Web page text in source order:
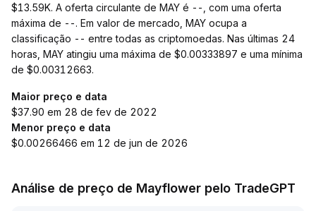
$13.59K. A oferta circulante de MAY é --, com uma oferta
máxima de --. Em valor de mercado, MAY ocupa a
classificação -- entre todas as criptomoedas. Nas últimas 24
horas, MAY atingiu uma máxima de $0.00333897 e uma mínima
de $0.00312663.
Maior preço e data
$37.90 em 28 de fev de 2022
Menor preço e data
$0.00266466 em 12 de jun de 2026
Análise de preço de Mayflower pelo TradeGPT